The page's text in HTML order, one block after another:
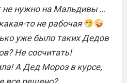
нужно на Мальдивы …
то не рабочая
уже было таких Дедов
Не сосчитать!
А Дед Мороз в курсе,